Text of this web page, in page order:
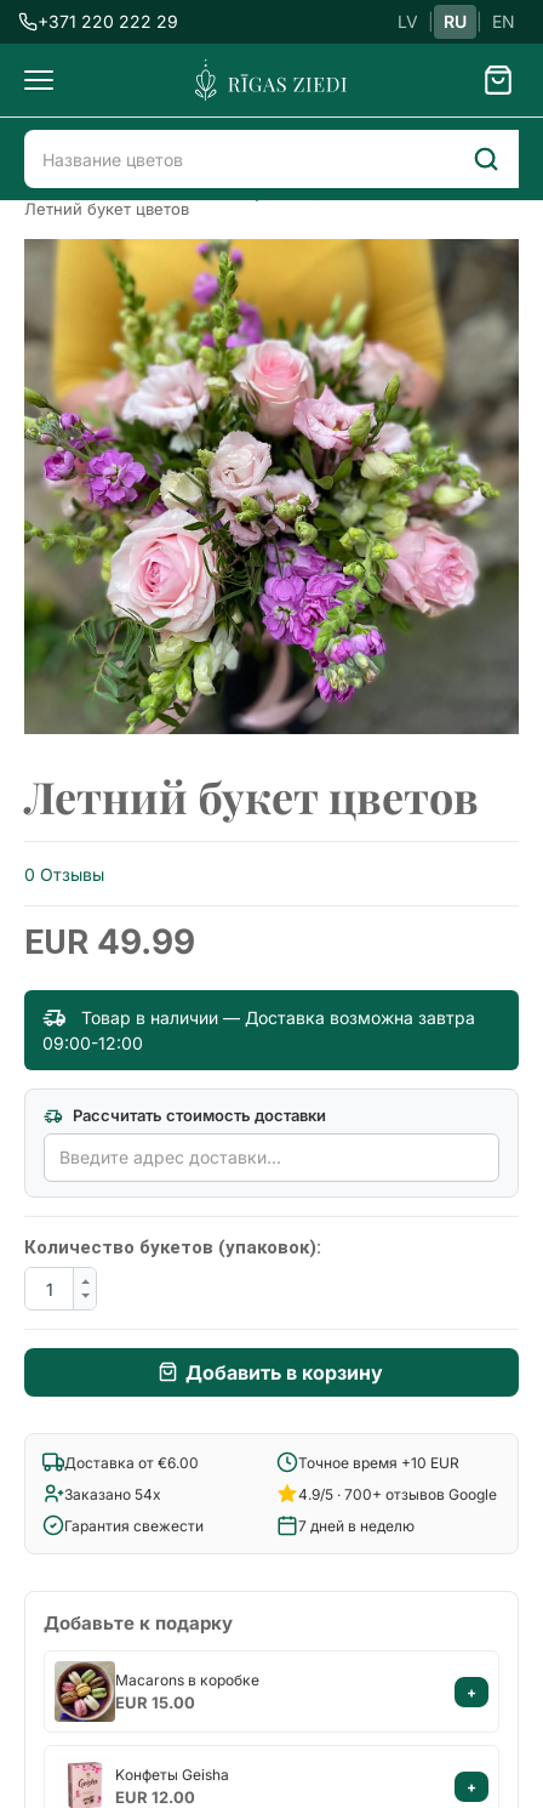
+371 220 222 29 LV RU EN
Доставка
цветов
Доставка цветов в Риге
Букеты цветов
Летний букет цветов
Previous
Летний,
небольшой
цветов
Next
Летний букет цветов
0 Отзывы
EUR 49.99
Товар в наличии — Доставка возможна завтра
09:00-12:00
Рассчитать стоимость доставки
Количество букетов (упаковок):
Добавить в корзину
Доставка от €6.00
Точное время +10 EUR
Заказано 54x
4.9/5 · 700+ отзывов Google
Гарантия свежести
7 дней в неделю
Добавьте к подарку
Macarons
в
коробке
Macarons в коробке
EUR 15.00
+
Kонфеты
Geisha
Kонфеты Geisha
EUR 12.00
+